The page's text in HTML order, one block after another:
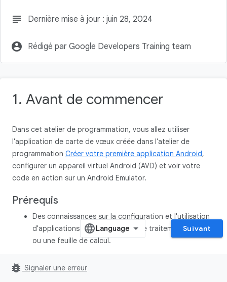
subject Dernière mise à jour : juin 28, 2024
account_circle Rédigé par Google Developers Training team
1. Avant de commencer
Dans cet atelier de programmation, vous allez utiliser
l'application de carte de vœux créée dans l'atelier de
programmation Créer votre première application Android,
configurer un appareil virtuel Android (AVD) et voir votre
code en action sur un Android Emulator.
Prérequis
Des connaissances sur la configuration et l'utilisation
d'applications telles qu'un outil de traitement de texte
ou une feuille de calcul.
Points abordés
Suivant
bug_report Signaler une erreur